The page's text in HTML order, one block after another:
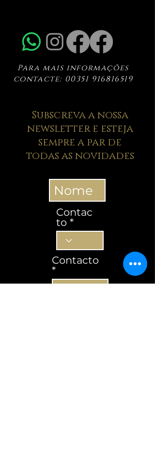
Para mais informações
contacte: 00351 916816519
Subscreva a nossa
newsletter e esteja
sempre a par de
todas as novidades
Contac
to
Contacto